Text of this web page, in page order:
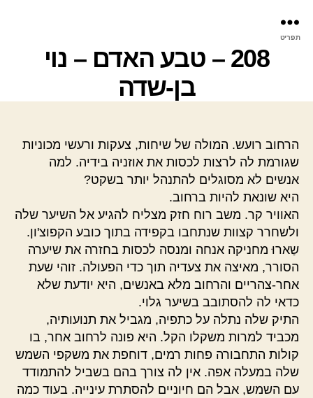
תפריט
208 – טבע האדם – נוי
בן-שדה
הרחוב רועש. המולה של שיחות, צעקות ורעשי מכוניות
שגורמת לה לרצות לכסות את אוזניה בידיה. למה
אנשים לא מסוגלים להתנהל יותר בשקט?
היא שונאת להיות ברחוב.
האוויר קר. משב רוח חזק מצליח להגיע אל השיער שלה
ולשחרר קצוות שנתחבו בקפידה בתוך כובע הקפוצ'ון.
שַארוּ מחניקה אנחה ומנסה לכסות בחזרה את שיערה
הסורר, מאיצה את צעדיה תוך כדי הפעולה. זוהי שעת
אחר-צהריים והרחוב מלא באנשים, היא יודעת שלא
כדאי לה להסתובב בשיער גלוי.
התיק שלה נתלה על כתפיה, מגביל את תנועותיה,
מכביד למרות משקלו הקל. היא פונה לרחוב אחר, בו
קולות התחבורה פחות רמים, דוחפת את משקפי השמש
שלה במעלה אפה. אין לה צורך בהם בשביל להתמודד
עם השמש, אבל הם חיוניים להסתרת עינייה. בעוד כמה